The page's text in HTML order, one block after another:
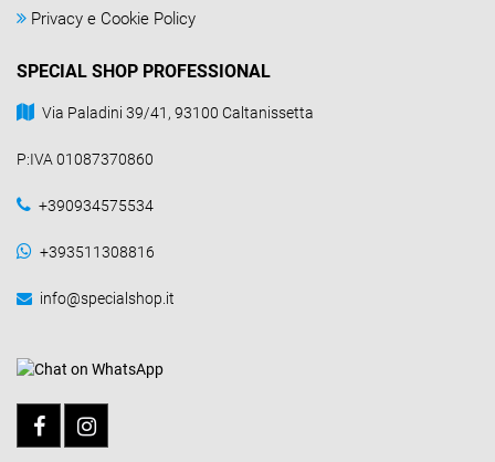
Privacy e Cookie Policy
SPECIAL SHOP PROFESSIONAL
Via Paladini 39/41, 93100 Caltanissetta
P:IVA 01087370860
+390934575534
+393511308816
info@specialshop.it